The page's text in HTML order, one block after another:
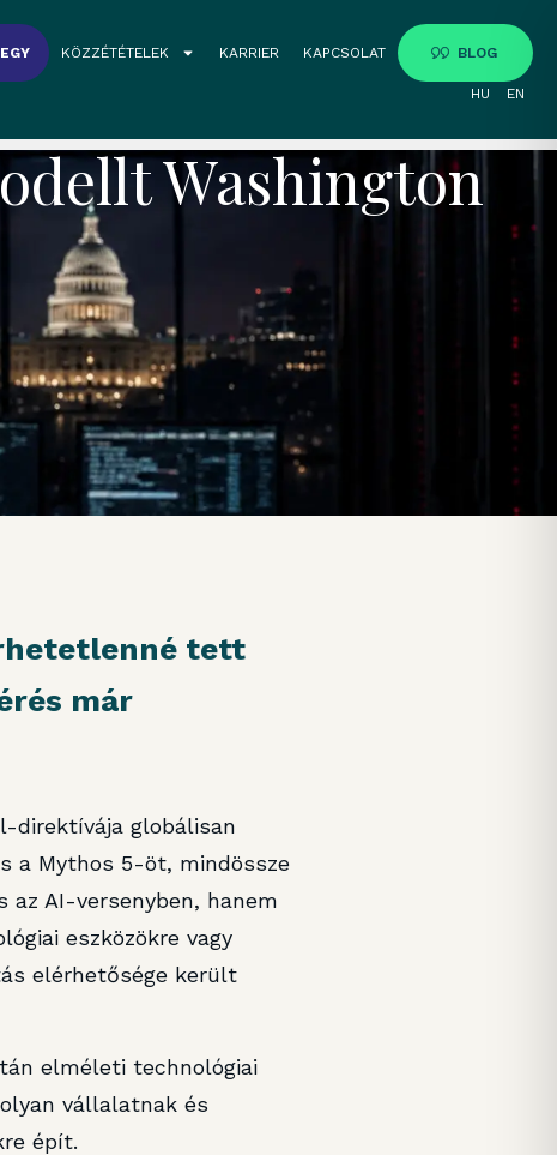
KÖZZÉTÉTELEK KARRIER KAPCSOLAT BLOG
HU EN
Washington
tett
már
direktívája globálisan
a Mythos 5-öt, mindössze
az AI-versenyben, hanem
eszközökre vagy
elérhetősége került
elméleti technológiai
vállalatnak és
épít.